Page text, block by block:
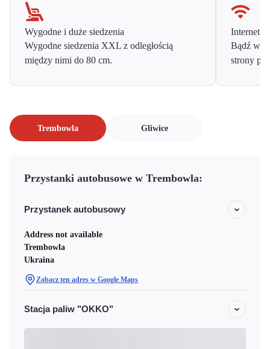
Wygodne i duże siedzenia
Wygodne siedzenia XXL z odległością
między nimi do 80 cm.
Internet
Bądź w
strony
Trembowla Gliwice
Przystanki autobusowe w Trembowla:
Przystanek autobusowy
Address not available
Trembowla
Ukraina
Zobacz ten adres w Google Maps
Stacja paliw "OKKO"